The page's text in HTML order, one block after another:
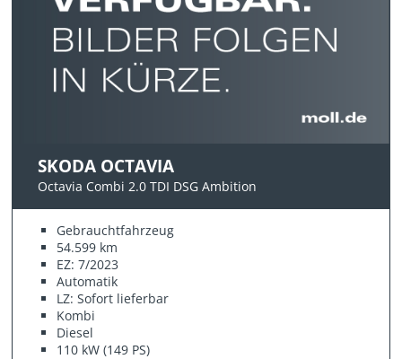
SKODA OCTAVIA
Octavia Combi 2.0 TDI DSG Ambition
Gebrauchtfahrzeug
54.599 km
EZ: 7/2023
Automatik
LZ: Sofort lieferbar
Kombi
Diesel
110 kW (149 PS)